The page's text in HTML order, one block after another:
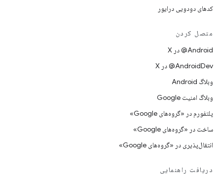
کدهای دودویی درایور
متصل کردن
‫‎@Android در X
‫‎@AndroidDev در X
وبلاگ Android
وبلاگ امنیت Google
پلتفورم در «گروه‌های Google»
ساخت در «گروه‌های Google»
انتقال‌پذیری در «گروه‌های Google»
دریافت راهنمایی